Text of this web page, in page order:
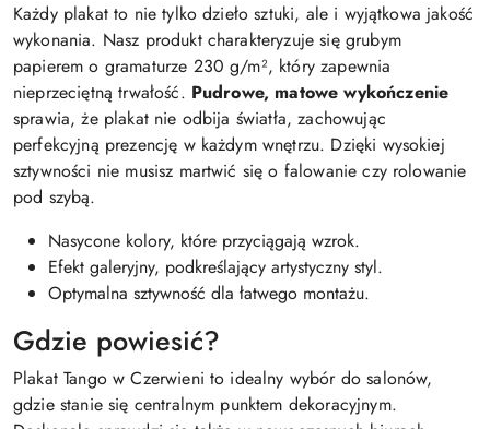
Każdy plakat to nie tylko dzieło sztuki, ale i wyjątkowa jakość
wykonania. Nasz produkt charakteryzuje się grubym
papierem o gramaturze 230 g/m², który zapewnia
nieprzeciętną trwałość. Pudrowe, matowe wykończenie
sprawia, że plakat nie odbija światła, zachowując
perfekcyjną prezencję w każdym wnętrzu. Dzięki wysokiej
sztywności nie musisz martwić się o falowanie czy rolowanie
pod szybą.
Nasycone kolory, które przyciągają wzrok.
Efekt galeryjny, podkreślający artystyczny styl.
Optymalna sztywność dla łatwego montażu.
Gdzie powiesić?
Plakat Tango w Czerwieni to idealny wybór do salonów,
gdzie stanie się centralnym punktem dekoracyjnym.